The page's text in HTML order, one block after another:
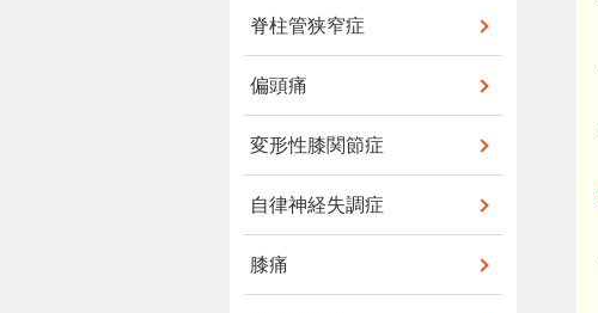
脊柱管狭窄症
偏頭痛
変形性膝関節症
自律神経失調症
膝痛